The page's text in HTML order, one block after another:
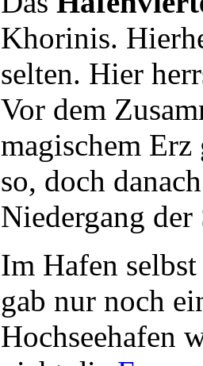
Khorinis.
selten. Hier
Vor dem
magischem
so, doch
Niedergang
Im Hafen
gab nur noch
Hochseehafen